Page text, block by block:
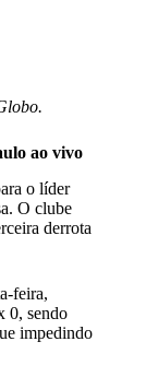
ao vivo
o líder
O clube
derrota
feira,
0, sendo
impedindo